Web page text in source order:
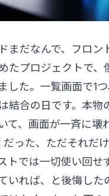
まだなんで、フロン
たプロジェクトで
した。一覧画面で1
結合の日です。本
て、画面が一斉に壊
だった、ただそれだ
トでは一切使い回せ
いれば、と後悔した